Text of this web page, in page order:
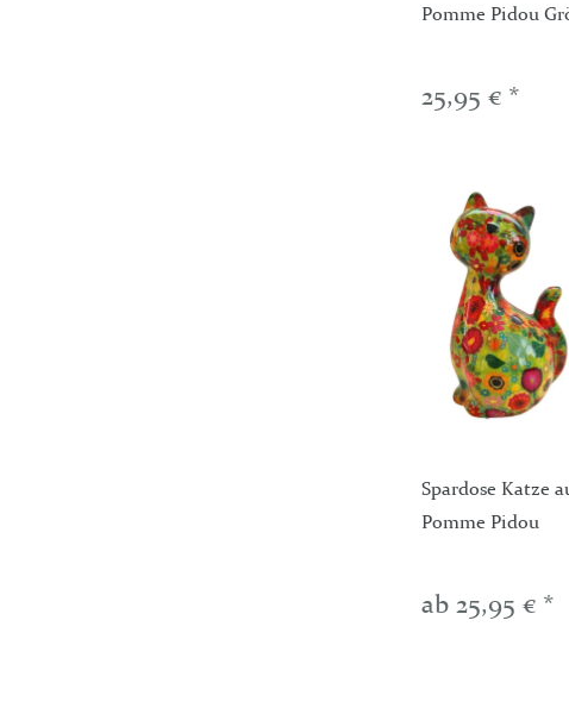
Pomme Pidou
25,95 € *
Spardose Katze
Pomme Pidou
ab 25,95 € *